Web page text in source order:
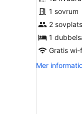
1 sovrum
2
1
Gratis wi-
Mer
Mer